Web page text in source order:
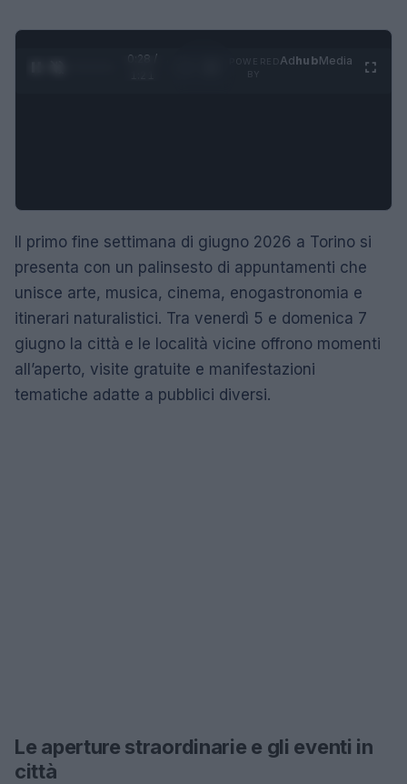
0:29 /
AdhubMedia
Il primo fine settimana di giugno 2026 a Torino si
presenta con un palinsesto di appuntamenti che
unisce arte, musica, cinema, enogastronomia e
itinerari naturalistici. Tra venerdì 5 e domenica 7
giugno la città e le località vicine offrono momenti
all’aperto, visite gratuite e manifestazioni
tematiche adatte a pubblici diversi.
Le aperture straordinarie e gli eventi in
città